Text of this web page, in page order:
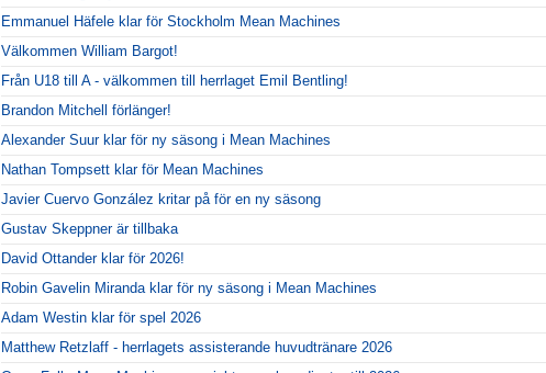
Emmanuel Häfele klar för Stockholm Mean Machines
Välkommen William Bargot!
Från U18 till A - välkommen till herrlaget Emil Bentling!
Brandon Mitchell förlänger!
Alexander Suur klar för ny säsong i Mean Machines
Nathan Tompsett klar för Mean Machines
Javier Cuervo González kritar på för en ny säsong
Gustav Skeppner är tillbaka
David Ottander klar för 2026!
Robin Gavelin Miranda klar för ny säsong i Mean Machines
Adam Westin klar för spel 2026
Matthew Retzlaff - herrlagets assisterande huvudtränare 2026